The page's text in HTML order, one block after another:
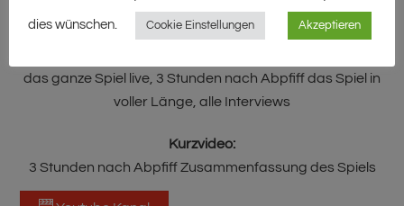
Live/Relive:
das ganze Spiel live, 3 Stunden nach Abpfiff das Spiel in
voller Länge, alle Interviews
Kurzvideo:
3 Stunden nach Abpfiff Zusammenfassung des Spiels
dies wünschen. Cookie Einstellungen Akzeptieren